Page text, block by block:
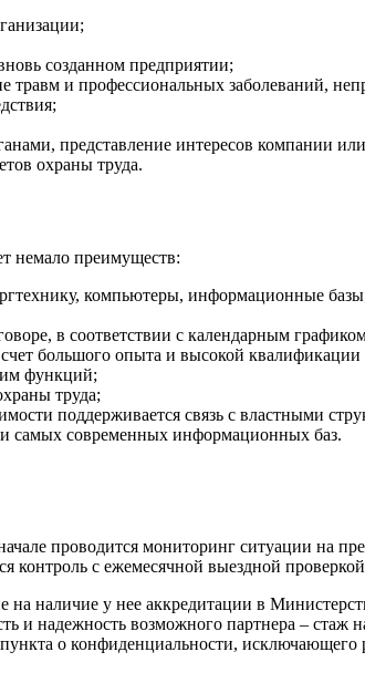
созданном предприятии;
травм и профессиональных заболеваний,
представление интересов компании
охраны труда.
немало преимуществ:
компьютеры, информационные
в соответствии с календарным
большого опыта и высокой
им функций;
труда;
поддерживается связь с властными
и самых современных информационных баз.
проводится мониторинг ситуации на
контроль с ежемесячной выездной
наличие у нее аккредитации в
и надежность возможного партнера –
пункта о конфиденциальности,